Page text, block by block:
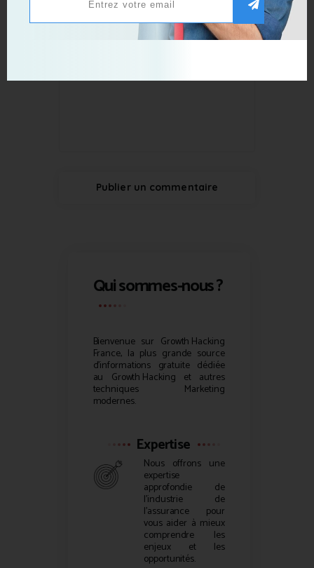
Qui sommes-nous ?
Bienvenue sur Growth Hacking
France, la plus grande source
d’informations gratuite dédiée
au Growth Hacking et autres
techniques Marketing
modernes.
Expertise
Nous offrons une
expertise
approfondie de
l’industrie de
l’assurance pour
vous aider à mieux
comprendre les
enjeux et les
opportunités.